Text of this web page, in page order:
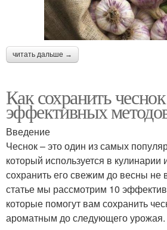
читать дальше →
Как сохранить
эффективных
Введение
Чеснок – это один из самых
который используется в
сохранить его свежим до весны не
статье мы рассмотрим 10
которые помогут вам сохранить
ароматным до следующего урожая.